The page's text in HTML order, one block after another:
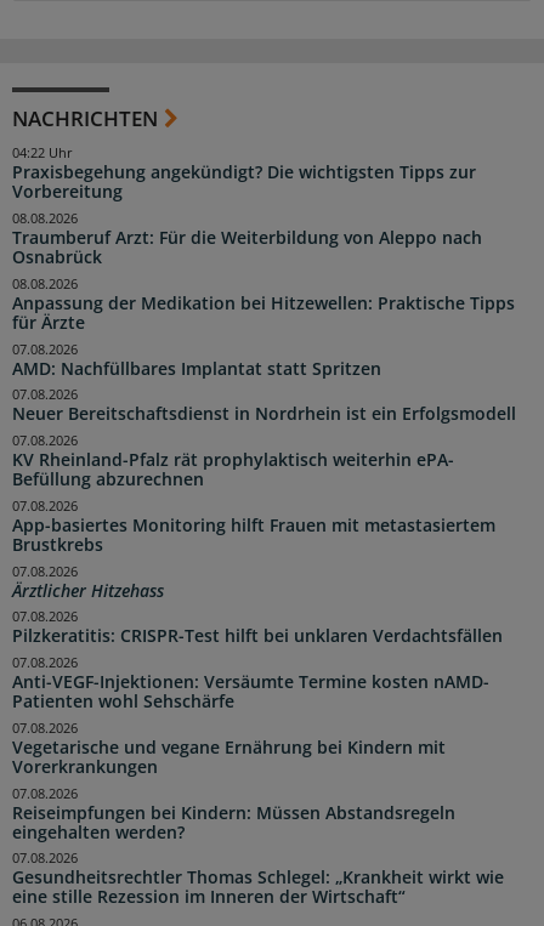
NACHRICHTEN
Praxisbegehung angekündigt? Die wichtigsten Tipps zur
Vorbereitung
04:22 Uhr
Traumberuf Arzt: Für die Weiterbildung von Aleppo nach
Osnabrück
08.08.2026
Anpassung der Medikation bei Hitzewellen: Praktische Tipps
für Ärzte
08.08.2026
AMD: Nachfüllbares Implantat statt Spritzen
07.08.2026
Neuer Bereitschaftsdienst in Nordrhein ist ein Erfolgsmodell
07.08.2026
KV Rheinland-Pfalz rät prophylaktisch weiterhin ePA-
Befüllung abzurechnen
07.08.2026
App-basiertes Monitoring hilft Frauen mit metastasiertem
Brustkrebs
07.08.2026
Ärztlicher Hitzehass
07.08.2026
Pilzkeratitis: CRISPR-Test hilft bei unklaren Verdachtsfällen
07.08.2026
Anti-VEGF-Injektionen: Versäumte Termine kosten nAMD-
Patienten wohl Sehschärfe
07.08.2026
Vegetarische und vegane Ernährung bei Kindern mit
Vorerkrankungen
07.08.2026
Reiseimpfungen bei Kindern: Müssen Abstandsregeln
eingehalten werden?
07.08.2026
Gesundheitsrechtler Thomas Schlegel: „Krankheit wirkt wie
eine stille Rezession im Inneren der Wirtschaft“
07.08.2026